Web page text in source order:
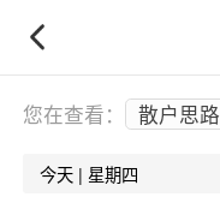
您在查看： 散户思路
今天 | 星期四